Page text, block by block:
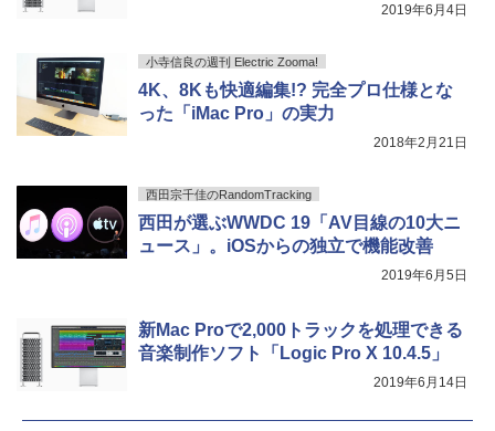
2019年6月4日
小寺信良の週刊 Electric Zooma!
4K、8Kも快適編集!? 完全プロ仕様とな
った「iMac Pro」の実力
2018年2月21日
西田宗千佳のRandomTracking
西田が選ぶWWDC 19「AV目線の10大ニ
ュース」。iOSからの独立で機能改善
2019年6月5日
新Mac Proで2,000トラックを処理できる
音楽制作ソフト「Logic Pro X 10.4.5」
2019年6月14日